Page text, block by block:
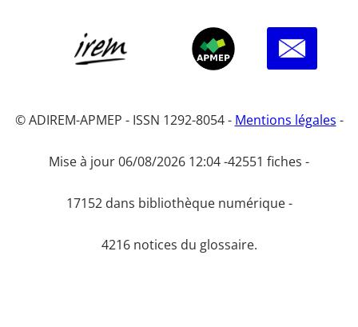
© ADIREM-APMEP - ISSN 1292-8054 - Mentions légales -
Mise à jour 06/08/2026 12:04 -42551 fiches -
17152 dans bibliothèque numérique -
4216 notices du glossaire.